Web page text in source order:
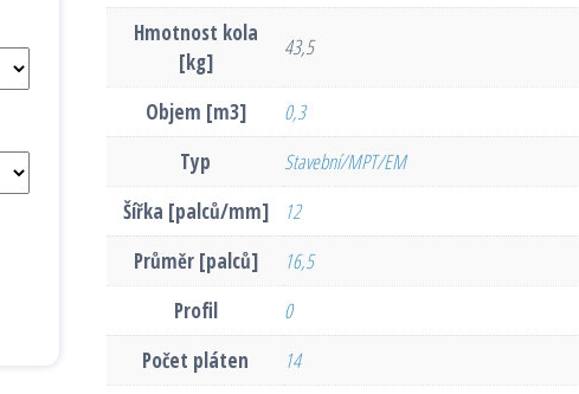
Hmotnost kola
[kg]
43,5
Objem [m3]
0,3
Typ
Stavební/MPT/EM
Šířka [palců/mm]
12
Průměr [palců]
16,5
Profil
0
Počet pláten
14